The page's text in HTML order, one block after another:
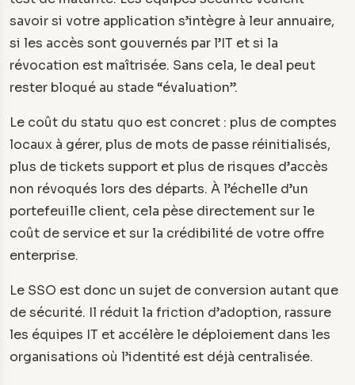
savoir si votre application s’intègre à leur annuaire,
si les accès sont gouvernés par l’IT et si la
révocation est maîtrisée. Sans cela, le deal peut
rester bloqué au stade “évaluation”.
Le coût du statu quo est concret : plus de comptes
locaux à gérer, plus de mots de passe réinitialisés,
plus de tickets support et plus de risques d’accès
non révoqués lors des départs. À l’échelle d’un
portefeuille client, cela pèse directement sur le
coût de service et sur la crédibilité de votre offre
enterprise.
Le SSO est donc un sujet de conversion autant que
de sécurité. Il réduit la friction d’adoption, rassure
les équipes IT et accélère le déploiement dans les
organisations où l’identité est déjà centralisée.